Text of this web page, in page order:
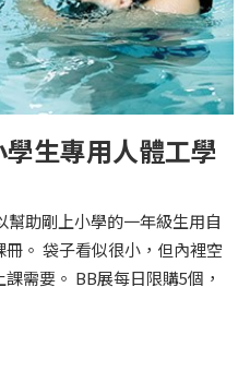
生專用人體工學
幫助剛上小學的一年級生用自
。 袋子看似很小，但內裡空
需要。 BB展每日限購5個，